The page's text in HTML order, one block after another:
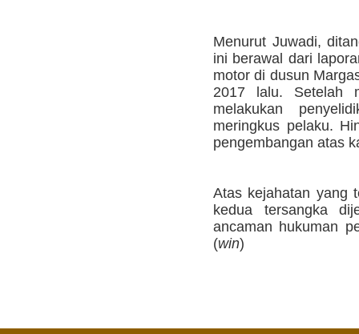
Menurut Juwadi,
ini berawal dari
motor di dusun
2017 lalu. Setelah
melakukan
meringkus pelaku.
pengembangan atas
Atas kejahatan yang
kedua tersangka
ancaman hukuman
(win)